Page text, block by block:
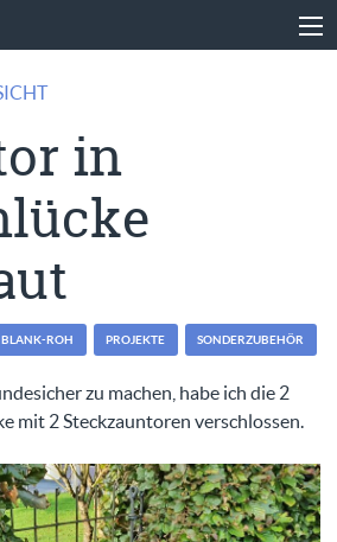
in
BLANK-ROH PROJEKTE SONDERZUBEHÖR
zu machen, habe ich die 2
mit 2 Steckzauntoren verschlossen.